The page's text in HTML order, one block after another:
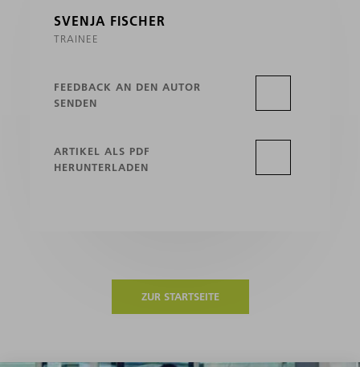
SVENJA FISCHER
TRAINEE
FEEDBACK AN DEN AUTOR
SENDEN
ARTIKEL ALS PDF
HERUNTERLADEN
ZUR STARTSEITE